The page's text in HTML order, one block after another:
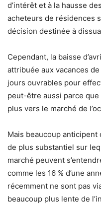
d’intérêt et à la hausse
acheteurs de résidences
décision destinée à
Cependant, la baisse
attribuée aux vacances
jours ouvrables pour
peut-être aussi parce
plus vers le marché de
Mais beaucoup
de plus substantiel sur
marché peuvent
comme les 16 % d’une
récemment ne sont pas
beaucoup plus lente de